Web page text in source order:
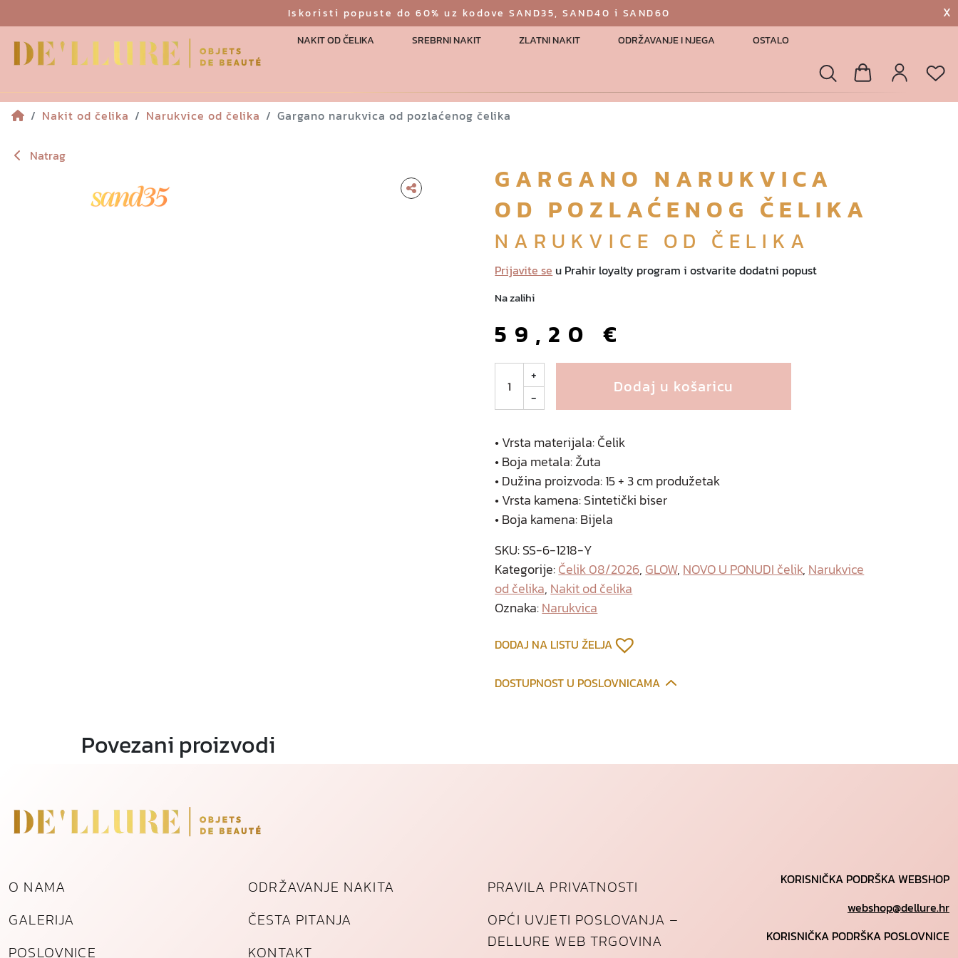
Iskoristi popuste do 60% uz kodove SAND35, SAND40 i SAND60 X
NAKIT OD ČELIKA SREBRNI NAKIT ZLATNI NAKIT ODRŽAVANJE I NJEGA OSTALO
Pretraga
Nakit od čelika
Narukvice od čelika Gargano narukvica od pozlaćenog čelika
Natrag
GARGANO NARUKVICA
OD POZLAĆENOG ČELIKA
NARUKVICE OD ČELIKA
Prijavite se u Prahir loyalty program i ostvarite dodatni popust
Na zalihi
59,20 €
r
a
n
a
r
u
k
v
i
c
o
p
ć
l
k
a
+
-
Dodaj u košaricu
• Vrsta materijala: Čelik
• Boja metala: Žuta
• Dužina proizvoda: 15 + 3 cm produžetak
• Vrsta kamena: Sintetički biser
• Boja kamena: Bijela
SKU:SS-6-1218-Y
Kategorije:Čelik 08/2026, GLOW, NOVO U PONUDI čelik, Narukvice
od čelika, Nakit od čelika
Oznaka:Narukvica
DODAJ NA LISTU ŽELJA
DOSTUPNOST U POSLOVNICAMA
Povezani proizvodi
O NAMA
GALERIJA
POSLOVNICE
ODRŽAVANJE NAKITA
ČESTA PITANJA
KONTAKT
PRAVILA PRIVATNOSTI
OPĆI UVJETI POSLOVANJA –
DELLURE WEB TRGOVINA
KORISNIČKA PODRŠKA WEBSHOP
webshop@dellure.hr
KORISNIČKA PODRŠKA POSLOVNICE